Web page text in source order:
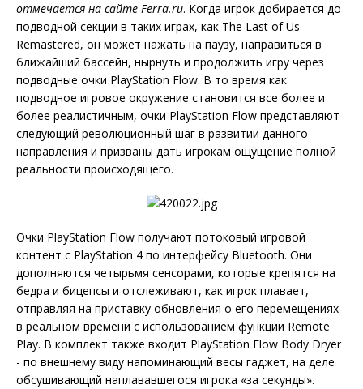
отмечается на сайте Ferra.ru. Когда игрок добирается до
подводной секции в таких играх, как The Last of Us
Remastered, он может нажать на паузу, направиться в
ближайший бассейн, нырнуть и продолжить игру через
подводные очки PlayStation Flow. В то время как
подводное игровое окружение становится все более и
более реалистичным, очки PlayStation Flow представляют
следующий революционный шаг в развитии данного
направления и призваны дать игрокам ощущение полной
реальности происходящего.
Очки PlayStation Flow получают потоковый игровой
контент с PlayStation 4 по интерфейсу Bluetooth. Они
дополняются четырьмя сенсорами, которые крепятся на
бедра и бицепсы и отслеживают, как игрок плавает,
отправляя на приставку обновления о его перемещениях
в реальном времени с использованием функции Remote
Play. В комплект также входит PlayStation Flow Body Dryer
- по внешнему виду напоминающий весы гаджет, на деле
обсушивающий наплававшегося игрока «за секунды».